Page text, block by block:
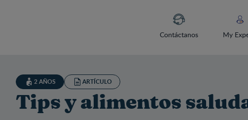
Contáctanos My
2 AÑOS ARTÍCULO
Tips y alimentos